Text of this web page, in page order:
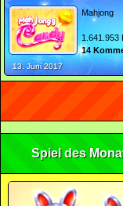
Mahjong
1.641.953
14
13. Juni 2017
Spiel des